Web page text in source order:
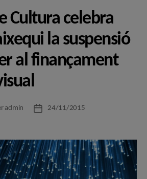
Cultura celebra
la suspensió
al finançament
admin
Data24/11/2015